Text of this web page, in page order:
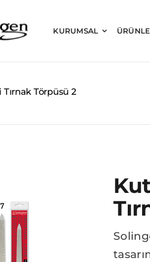
KURUMSAL
Törpüsü 2